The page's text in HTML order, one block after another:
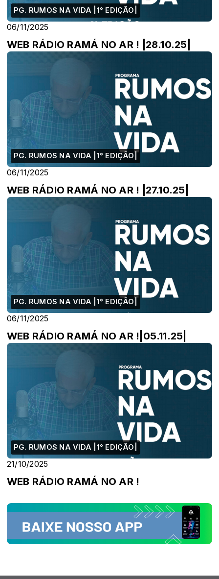
PG. RUMOS NA VIDA |1° EDIÇÃO|
06/11/2025
WEB RÁDIO RAMÁ NO AR ! |28.10.25|
PG. RUMOS NA VIDA |1° EDIÇÃO|
06/11/2025
WEB RÁDIO RAMÁ NO AR ! |27.10.25|
PG. RUMOS NA VIDA |1° EDIÇÃO|
06/11/2025
WEB RÁDIO RAMÁ NO AR !|05.11.25|
PG. RUMOS NA VIDA |1° EDIÇÃO|
21/10/2025
WEB RÁDIO RAMÁ NO AR !